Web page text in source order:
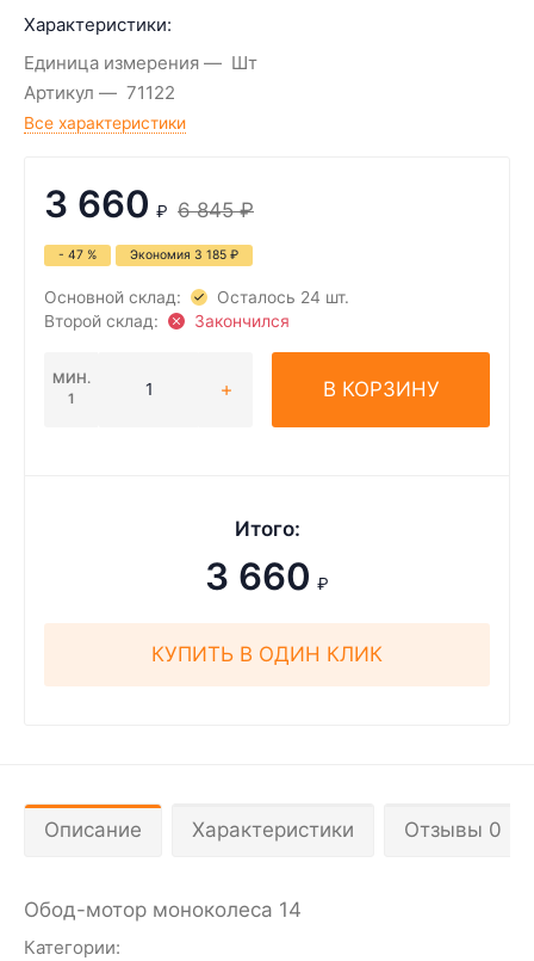
Характеристики:
Единица измерения
Шт
Артикул
71122
Все характеристики
3 660 ₽ 6 845 ₽
- 47 % Экономия 3 185 ₽
Основной склад:
Осталось 24 шт.
Второй склад:
Закончился
МИН.
1
В КОРЗИНУ
Итого:
3 660 ₽
КУПИТЬ В ОДИН КЛИК
Описание Характеристики Отзывы 0
Обод-мотор моноколеса 14
Категории: